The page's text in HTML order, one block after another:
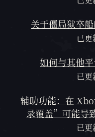
关于僵局狱卒
已
如何与其他
已
辅助功能：在
录覆盖”可能导
已